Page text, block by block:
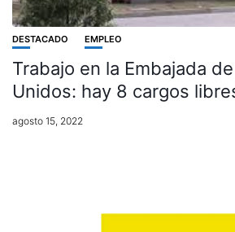
DESTACADO EMPLEO
Trabajo en la Embajada
Unidos: hay 8 cargos
agosto 15, 2022